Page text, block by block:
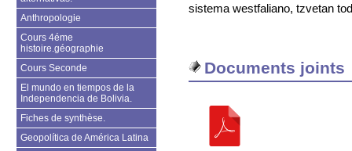
sistema westfaliano, tzvetan
Documents joints
Anthropologie
Cours 4éme
histoire.géographie
Cours Seconde
El mundo en tiempos de la
Independencia de Bolivia.
Fiches de synthèse.
Geopolítica de América Latina